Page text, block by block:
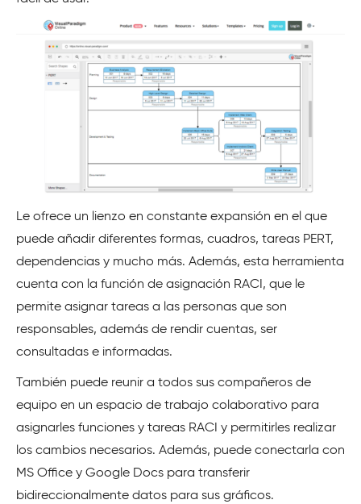
Le ofrece un lienzo en constante expansión en el que
puede añadir diferentes formas, cuadros, tareas PERT,
dependencias y mucho más. Además, esta herramienta
cuenta con la función de asignación RACI, que le
permite asignar tareas a las personas que son
responsables, además de rendir cuentas, ser
consultadas e informadas.
También puede reunir a todos sus compañeros de
equipo en un espacio de trabajo colaborativo para
asignarles funciones y tareas RACI y permitirles realizar
los cambios necesarios. Además, puede conectarla con
MS Office y Google Docs para transferir
bidireccionalmente datos para sus gráficos.